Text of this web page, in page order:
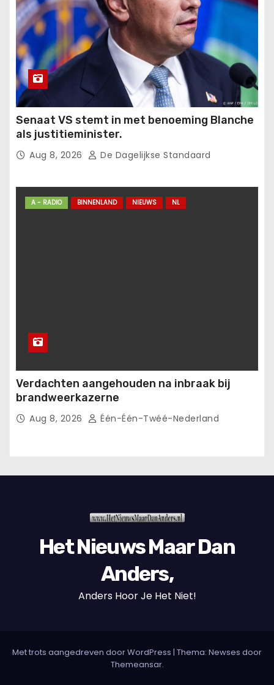
Senaat VS stemt in met benoeming Blanche
als justitieminister.
Aug 8, 2026 De Dagelijkse Standaard
A - RADIO BINNENLAND NIEUWS NL
Verdachten aangehouden na inbraak bij
brandweerkazerne
Aug 8, 2026 Één-Één-Twéé-Nederland
Het Nieuws Maar Dan
Anders,
Anders Hoor Je Het Niet!
Met trots aangedreven door WordPress | Thema: Newses door
Themeansar.